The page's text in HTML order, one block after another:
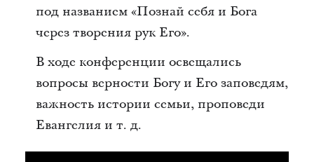
под названием «Познай себя и Бога
через творения рук Его».
В ходе конференции освещались
вопросы верности Богу и Его заповедям,
важность истории семьи, проповеди
Евангелия и т. д.